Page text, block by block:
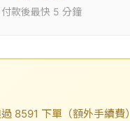
付款後最快 5 分鐘
下單（額外手續費）